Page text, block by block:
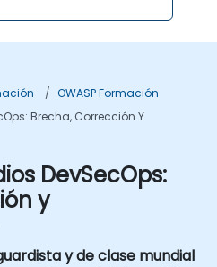
OWASP Formación
Brecha, Corrección Y
DevSecOps:
y
y de clase mundial